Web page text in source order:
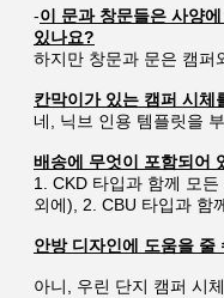
-이 문과 창문들은 사양
있나요?
하지만 창문과 문은 캠퍼
칸막이가 있는 캠퍼 시체
네, 닉브 인용 템플릿을
배송에 무엇이 포함되어
1. CKD 타입과 함께 모
외에), 2. CBU 타입과 함
안방 디자인에 도움을 줄
아니, 우린 단지 캠퍼 시